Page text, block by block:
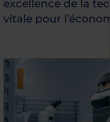
excellence de la
vitale pour